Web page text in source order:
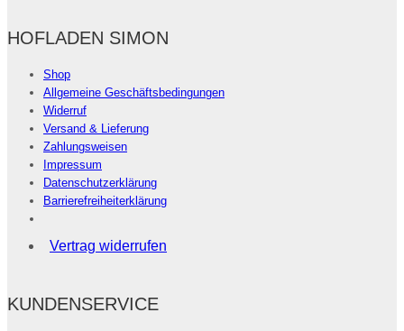
HOFLADEN SIMON
Shop
Allgemeine Geschäftsbedingungen
Widerruf
Versand & Lieferung
Zahlungsweisen
Impressum
Datenschutzerklärung
Barrierefreiheiterklärung
Vertrag widerrufen
KUNDENSERVICE